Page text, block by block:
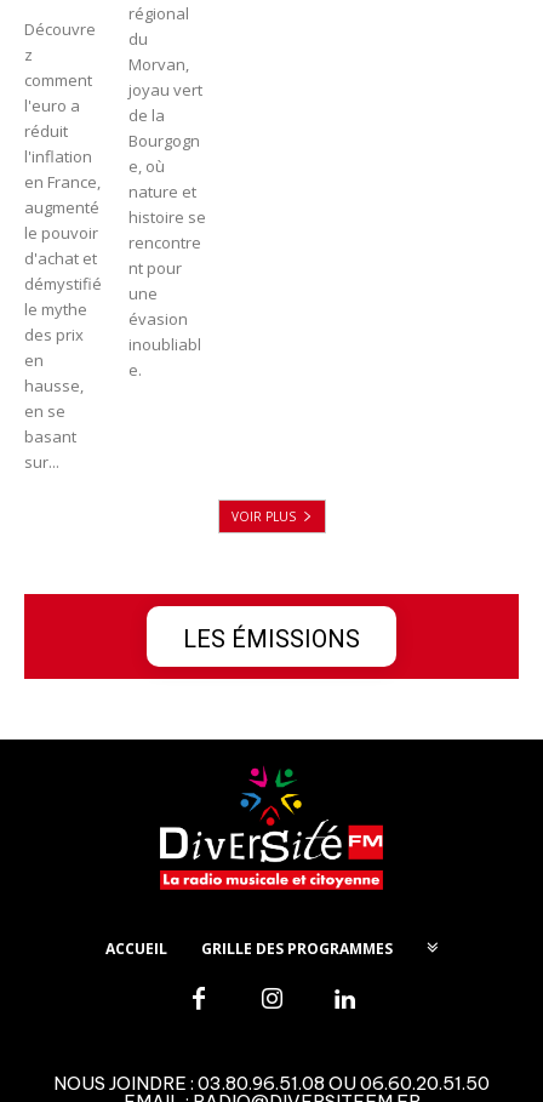
Découvre
z
comment
l'euro a
réduit
l'inflation
en France,
augmenté
le pouvoir
d'achat et
démystifié
le mythe
des prix
en
hausse,
en se
basant
sur...
régional
du
Morvan,
joyau vert
de la
Bourgogn
e, où
nature et
histoire se
rencontre
nt pour
une
évasion
inoubliabl
e.
VOIR PLUS
LES ÉMISSIONS
ACCUEIL GRILLE DES PROGRAMMES
NOUS JOINDRE : 03.80.96.51.08 OU 06.60.20.51.50